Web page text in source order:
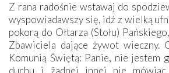
Z rana radośnie wstawaj do
wyspowiadawszy się, idź z wielką
pokorą do Ołtarza (Stołu)
Zbawiciela dające żywot wieczny.
Komunią Świętą: Panie, nie jestem
duchu i żadnej innej nie